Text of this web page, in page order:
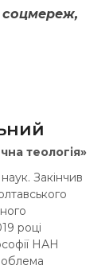
соцмереж,
теологія»
Закінчив
році
НАН